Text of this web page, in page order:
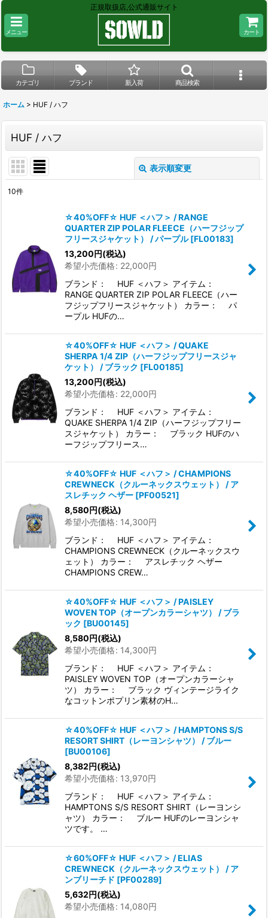
正規取扱店,公式通販サイト
メニュー カート
カテゴリ ブランド 新入荷 商品検索
ホーム > HUF / ハフ
HUF / ハフ
表示順変更
在庫あり
並び順:
10件
☆40%OFF☆ HUF ＜ハフ＞ / RANGE
QUARTER ZIP POLAR FLEECE（ハーフジップ
フリースジャケット） / パープル [FL00183]
13,200円(税込)
希望小売価格: 22,000円
ブランド： HUF ＜ハフ＞ アイテム：
RANGE QUARTER ZIP POLAR FLEECE（ハー
フジップフリースジャケット） カラー： パ
ープル HUFの…
☆40%OFF☆ HUF ＜ハフ＞ / QUAKE
SHERPA 1/4 ZIP（ハーフジップフリースジャ
ケット） / ブラック [FL00185]
13,200円(税込)
希望小売価格: 22,000円
ブランド： HUF ＜ハフ＞ アイテム：
QUAKE SHERPA 1/4 ZIP（ハーフジップフリー
スジャケット） カラー： ブラック HUFのハ
ーフジップフリース…
☆40%OFF☆ HUF ＜ハフ＞ / CHAMPIONS
CREWNECK（クルーネックスウェット） / ア
スレチック ヘザー [PF00521]
8,580円(税込)
希望小売価格: 14,300円
ブランド： HUF ＜ハフ＞ アイテム：
CHAMPIONS CREWNECK（クルーネックスウ
ェット） カラー： アスレチック ヘザー
CHAMPIONS CREW…
☆40%OFF☆ HUF ＜ハフ＞ / PAISLEY
WOVEN TOP（オープンカラーシャツ） / ブラ
ック [BU00145]
8,580円(税込)
希望小売価格: 14,300円
ブランド： HUF ＜ハフ＞ アイテム：
PAISLEY WOVEN TOP（オープンカラーシャ
ツ） カラー： ブラック ヴィンテージライク
なコットンポプリン素材のH…
☆40%OFF☆ HUF ＜ハフ＞ / HAMPTONS S/S
RESORT SHIRT（レーヨンシャツ） / ブルー
[BU00106]
8,382円(税込)
希望小売価格: 13,970円
ブランド： HUF ＜ハフ＞ アイテム：
HAMPTONS S/S RESORT SHIRT（レーヨンシ
ャツ） カラー： ブルー HUFのレーヨンシャ
ツです。 …
☆60%OFF☆ HUF ＜ハフ＞ / ELIAS
CREWNECK（クルーネックスウェット） / ア
ンブリーチド [PF00289]
5,632円(税込)
希望小売価格: 14,080円